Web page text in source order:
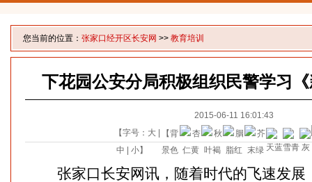
您当前的位置： 张家口经开区长安网 >> 教育培训
下花园公安分局积极组织民警学习
2015-06-11 16:01:43
【字号： 大
中
小】
【背
景色
张家口长安网讯，随着时代的飞速发展